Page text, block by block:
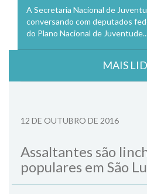
A Secretaria Nacional de
conversando com deputados
do Plano Nacional de
MAIS
12 DE OUTUBRO DE 2016
Assaltantes são
populares em São